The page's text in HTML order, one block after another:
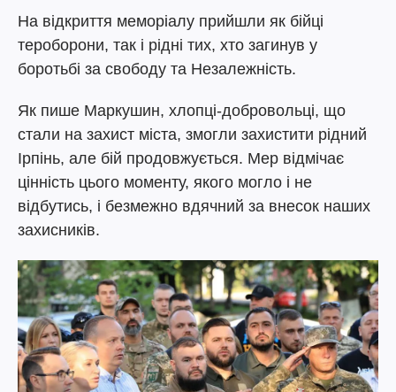
На відкриття меморіалу прийшли як бійці
тероборони, так і рідні тих, хто загинув у
боротьбі за свободу та Незалежність.
Як пише Маркушин, хлопці-добровольці, що
стали на захист міста, змогли захистити рідний
Ірпінь, але бій продовжується. Мер відмічає
цінність цього моменту, якого могло і не
відбутись, і безмежно вдячний за внесок наших
захисників.